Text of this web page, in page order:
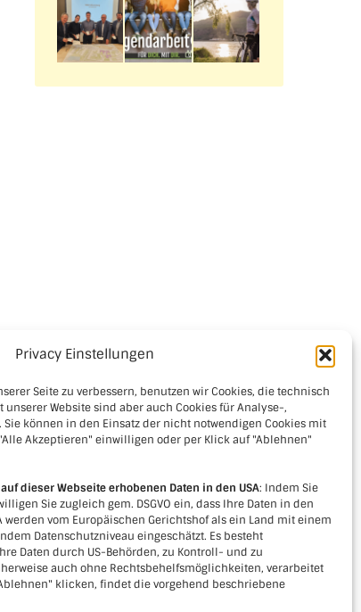
Privacy Einstellungen
Seite zu verbessern, benutzen wir Cookies, die technisch
Website sind aber auch Cookies für Analyse-,
können in den Einsatz der nicht notwendigen Cookies mit
Akzeptieren" einwilligen oder per Klick auf "Ablehnen"
dieser Webseite erhobenen Daten in den USA: Indem Sie
Sie zugleich gem. DSGVO ein, dass Ihre Daten in den
werden vom Europäischen Gerichtshof als ein Land mit einem
Datenschutzniveau eingeschätzt. Es besteht
Daten durch US-Behörden, zu Kontroll- und zu
auch ohne Rechtsbehelfsmöglichkeiten, verarbeitet
klicken, findet die vorgehend beschriebene
Kontakt